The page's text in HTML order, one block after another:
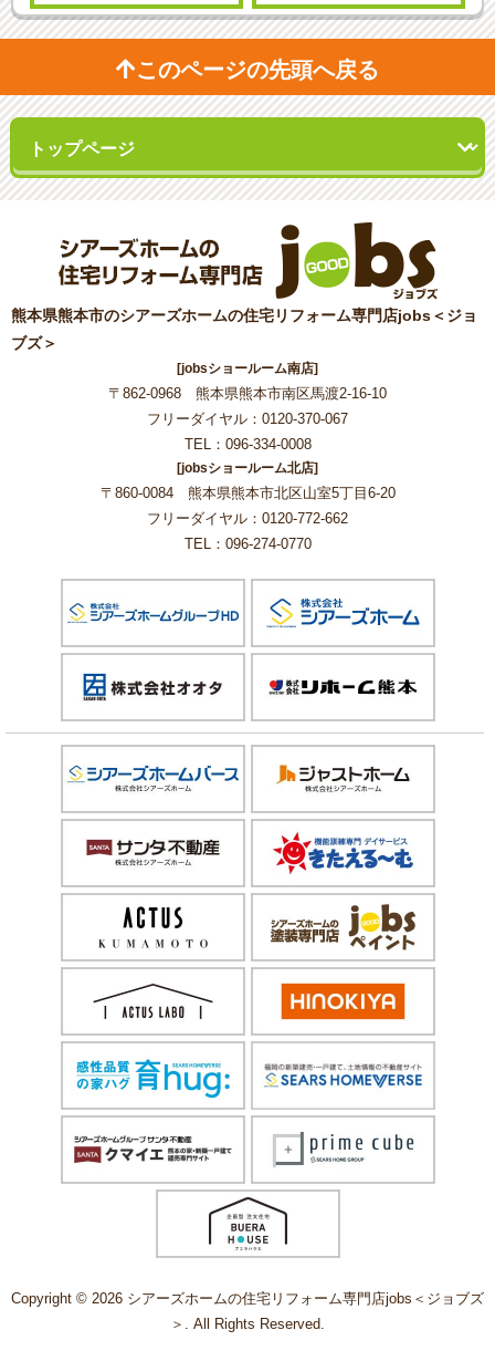
このページの先頭へ戻る
熊本県熊本市のシアーズホームの住宅リフォーム専門店jobs＜ジョ
ブズ＞
[jobsショールーム南店]
〒862-0968 熊本県熊本市南区馬渡2-16-10
フリーダイヤル：0120-370-067
TEL：096-334-0008
[jobsショールーム北店]
〒860-0084 熊本県熊本市北区山室5丁目6-20
フリーダイヤル：0120-772-662
TEL：096-274-0770
Copyright © 2026 シアーズホームの住宅リフォーム専門店jobs＜ジョブズ
＞. All Rights Reserved.